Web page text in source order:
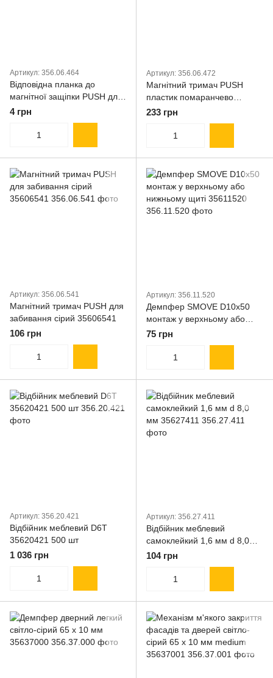
Артикул: 356.06.464
Відповідна планка до
магнітної защіпки PUSH для
забивання 35606464
4 грн
Артикул: 356.06.472
Магнітний тримач PUSH
пластик помаранчево
бежевий 40 мм D10 мм
233 грн
Артикул: 356.06.541
Магнітний тримач PUSH для
забивання сірий 35606541
106 грн
Артикул: 356.11.520
Демпфер SMOVE D10х50
монтаж у верхньому або
нижньому щиті 35611520
75 грн
Артикул: 356.20.421
Відбійник меблевий D6T
35620421 500 шт
1 036 грн
Артикул: 356.27.411
Відбійник меблевий
самоклейкий 1,6 мм d 8,0
мм 35627411
104 грн